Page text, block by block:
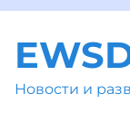
Перейти
содержимому
Новости и